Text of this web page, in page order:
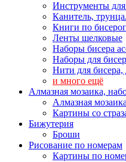
Инструменты
Канитель,
Книги по
Ленты шелковые
Наборы бисера
Наборы для
Нити для бисера,
и много ещё
Алмазная мозаика,
Алмазная мозаика
Картины co
Бижутерия
Броши
Рисование по номерам
Картины по